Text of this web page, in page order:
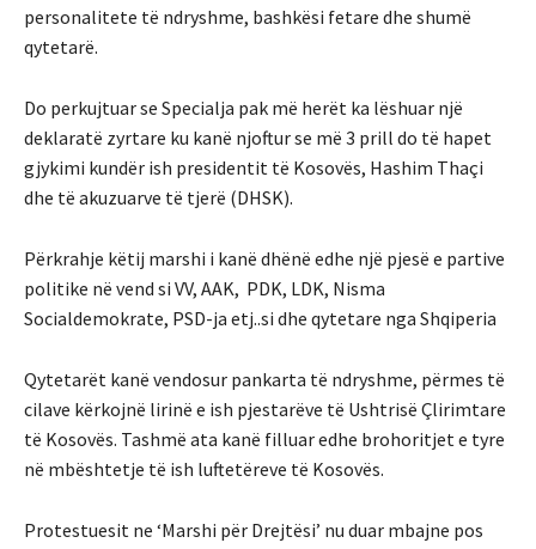
personalitete të ndryshme, bashkësi fetare dhe shumë
qytetarë.
Do perkujtuar se Specialja pak më herët ka lëshuar një
deklaratë zyrtare ku kanë njoftur se më 3 prill do të hapet
gjykimi kundër ish presidentit të Kosovës, Hashim Thaçi
dhe të akuzuarve të tjerë (DHSK).
Përkrahje këtij marshi i kanë dhënë edhe një pjesë e partive
politike në vend si VV, AAK, PDK, LDK, Nisma
Socialdemokrate, PSD-ja etj..si dhe qytetare nga Shqiperia
Qytetarët kanë vendosur pankarta të ndryshme, përmes të
cilave kërkojnë lirinë e ish pjestarëve të Ushtrisë Çlirimtare
të Kosovës. Tashmë ata kanë filluar edhe brohoritjet e tyre
në mbështetje të ish luftetëreve të Kosovës.
Protestuesit ne ‘Marshi për Drejtësi’ nu duar mbajne pos